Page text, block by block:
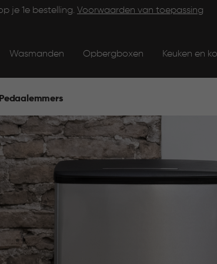
je 1e bestelling. Voorwaarden van toepassing
Wasmanden Opbergboxen Keuken en
Pedaalemmers